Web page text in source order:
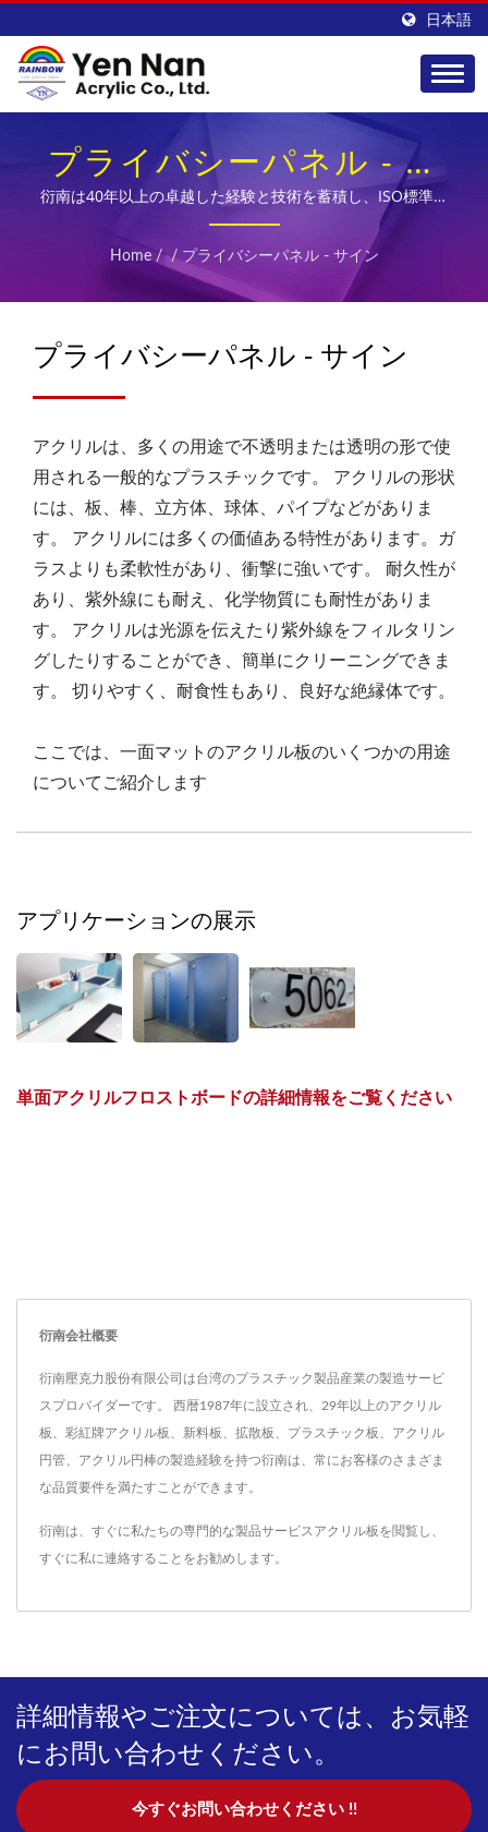
日本語
プライバシーパネル - サ
イン
衍南は40年以上の卓越した経験と技術を蓄積し、ISO標準の
作業プロセスを実施し、厳格な品質管理制度を確立すること
で、アジアでトップクラスの高品質なアクリル板の供給者と
なりました。
Home / / プライバシーパネル - サイン
プライバシーパネル - サイン
アクリルは、多くの用途で不透明または透明の形で使
用される一般的なプラスチックです。 アクリルの形状
には、板、棒、立方体、球体、パイプなどがありま
す。 アクリルには多くの価値ある特性があります。ガ
ラスよりも柔軟性があり、衝撃に強いです。 耐久性が
あり、紫外線にも耐え、化学物質にも耐性がありま
す。 アクリルは光源を伝えたり紫外線をフィルタリン
グしたりすることができ、簡単にクリーニングできま
す。 切りやすく、耐食性もあり、良好な絶縁体です。
ここでは、一面マットのアクリル板のいくつかの用途
についてご紹介します
アプリケーションの展示
単面アクリルフロストボードの詳細情報をご覧ください
衍南会社概要
衍南壓克力股份有限公司は台湾のプラスチック製品産業の製造サービ
スプロバイダーです。 西暦1987年に設立され、29年以上のアクリル
板、彩紅牌アクリル板、新料板、拡散板、プラスチック板、アクリル
円管、アクリル円棒の製造経験を持つ衍南は、常にお客様のさまざま
な品質要件を満たすことができます。
衍南は、すぐに私たちの専門的な製品サービス アクリル板を閲覧し、
すぐに私に連絡することをお勧めします。
詳細情報やご注文については、お気軽
にお問い合わせください。
今すぐお問い合わせください !!